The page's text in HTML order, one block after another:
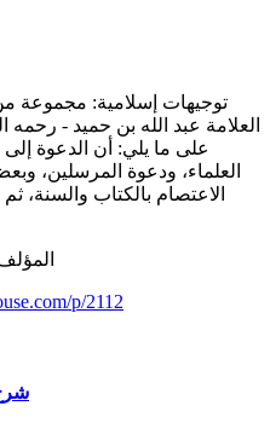
توجيهات إسلامية: مجموعة
العلامة عبد الله بن حميد - رحمه
على ما يلي: أن الدعوة
العلماء، ودعوة المرسلين،
الاعتصام بالكتاب والسنة،
p/2112